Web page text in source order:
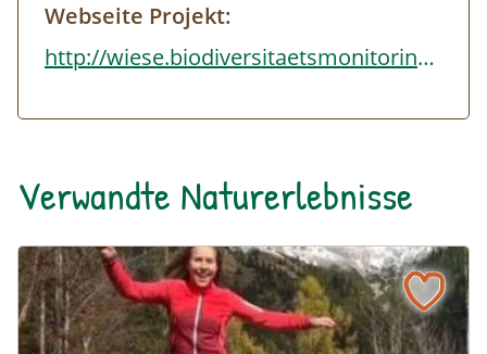
Webseite Projekt:
http://wiese.biodiversitaetsmonitoring.at/
Verwandte Naturerlebnisse